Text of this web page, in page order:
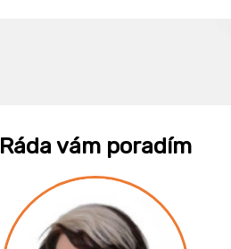
Ráda vám poradím